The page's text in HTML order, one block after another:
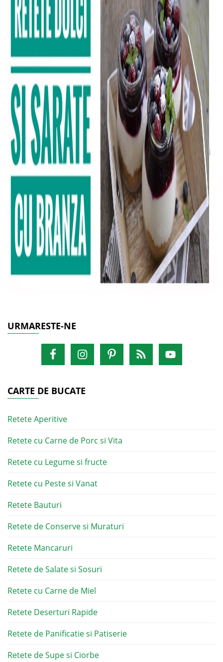
URMARESTE-NE
CARTE DE BUCATE
Retete Aperitive
Retete cu Carne de Porc si Vita
Retete cu Legume si fructe
Retete cu Peste si Vanat
Retete Bauturi
Retete de Conserve si Muraturi
Retete Mancaruri
Retete de Salate si Sosuri
Retete cu Carne de Miel
Retete Deserturi Rapide
Retete de Panificatie si Patiserie
Retete de Supe si Ciorbe